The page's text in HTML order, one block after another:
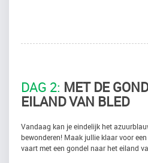
DAG 2: MET DE
EILAND VAN BLED
Vandaag kan je eindelijk het
bewonderen! Maak jullie klaar voor
vaart met een gondel naar het eiland